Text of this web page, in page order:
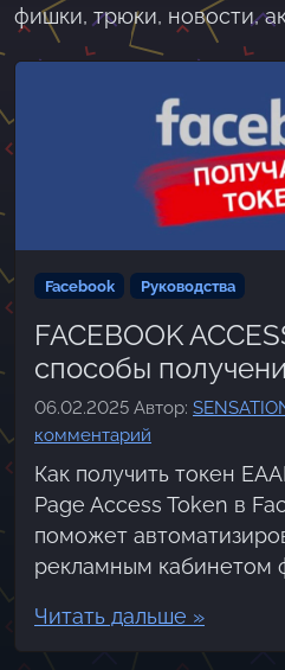
фишки, трюки, новости,
Facebook Руководства
FACEBOOK
способы
06.02.2025 Автор:
комментарий
Как получить токен
Page Access Token в
поможет
рекламным кабинетом
Читать дальше »